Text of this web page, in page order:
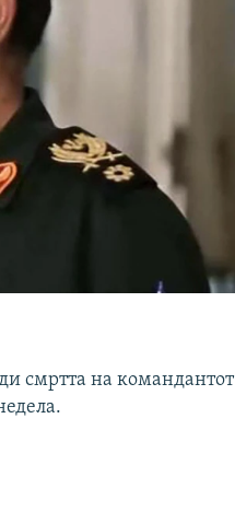
смртта на командантот